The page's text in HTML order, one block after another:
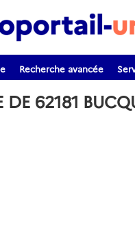
Recherche avancée
DE 62181